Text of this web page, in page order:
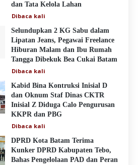
dan Tata Kelola Lahan
Dibaca kali
Selundupkan 2 KG Sabu dalam
Lipatan Jeans, Pegawai Freelance
Hiburan Malam dan Ibu Rumah
Tangga Dibekuk Bea Cukai Batam
Dibaca kali
Kabid Bina Kontruksi Inisial D
dan Oknum Staf Dinas CKTR
Inisial Z Diduga Calo Pengurusan
KKPR dan PBG
Dibaca kali
DPRD Kota Batam Terima
Kunker DPRD Kabupaten Tebo,
Bahas Pengelolaan PAD dan Peran